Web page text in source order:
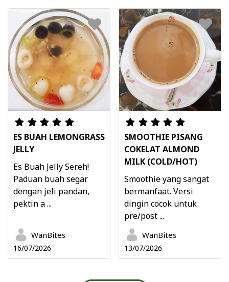
ES BUAH LEMONGRASS
JELLY
Es Buah Jelly Sereh!
Paduan buah segar
dengan jeli pandan,
pektin a ...
WanBites
16/07/2026
SMOOTHIE PISANG
COKELAT ALMOND
MILK (COLD/HOT)
Smoothie yang sangat
bermanfaat. Versi
dingin cocok untuk
pre/post ...
WanBites
13/07/2026